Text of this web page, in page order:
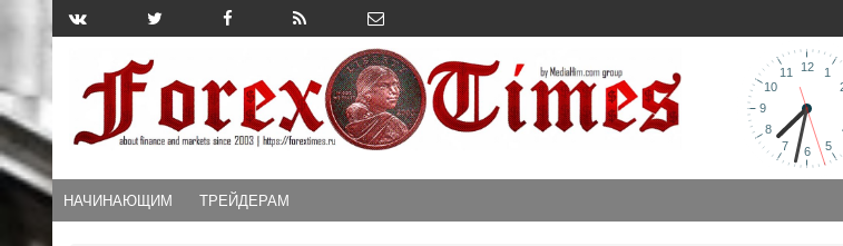
НАЧИНАЮЩИМ ТРЕЙДЕРАМ